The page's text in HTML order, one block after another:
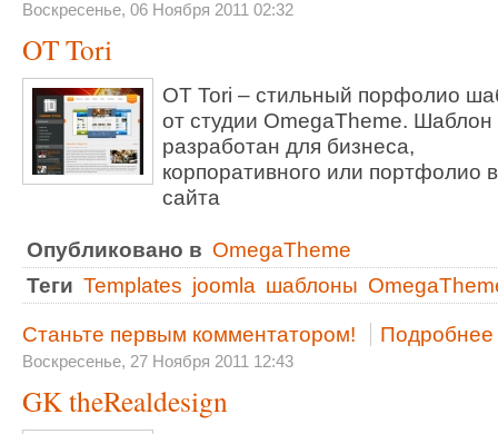
Воскресенье, 06 Ноября 2011 02:32
OT Tori
OT Tori – стильный порфолио
от студии OmegaTheme. Шаблон
разработан для бизнеса,
корпоративного или портфолио
сайта
Опубликовано в OmegaTheme
Теги Templates joomla шаблоны
Станьте первым комментатором! Подробнее
Воскресенье, 27 Ноября 2011 12:43
GK theRealdesign